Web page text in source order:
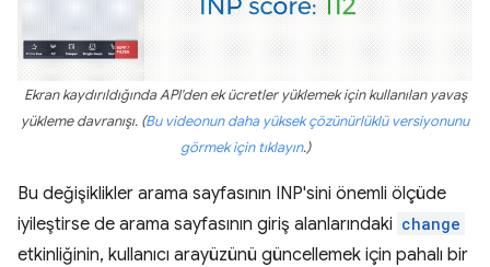
Ekran kaydırıldığında API'den ek ücretler yüklemek için kullanılan yavaş
yükleme davranışı. (Bu videonun daha yüksek çözünürlüklü versiyonunu
görmek için tıklayın.)
Bu değişiklikler arama sayfasının INP'sini önemli ölçüde
iyileştirse de arama sayfasının giriş alanlarındaki change
etkinliğinin, kullanıcı arayüzünü güncellemek için pahalı bir